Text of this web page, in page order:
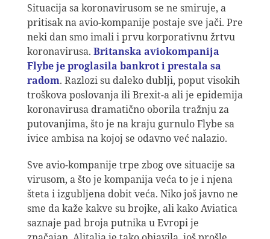
Situacija sa koronavirusom se ne smiruje, a
pritisak na avio-kompanije postaje sve jači. Pre
neki dan smo imali i prvu korporativnu žrtvu
koronavirusa. Britanska aviokompanija
Flybe je proglasila bankrot i prestala sa
radom. Razlozi su daleko dublji, poput visokih
troškova poslovanja ili Brexit-a ali je epidemija
koronavirusa dramatično oborila tražnju za
putovanjima, što je na kraju gurnulo Flybe sa
ivice ambisa na kojoj se odavno već nalazio.
Sve avio-kompanije trpe zbog ove situacije sa
virusom, a što je kompanija veća to je i njena
šteta i izgubljena dobit veća. Niko još javno ne
sme da kaže kakve su brojke, ali kako Aviatica
saznaje pad broja putnika u Evropi je